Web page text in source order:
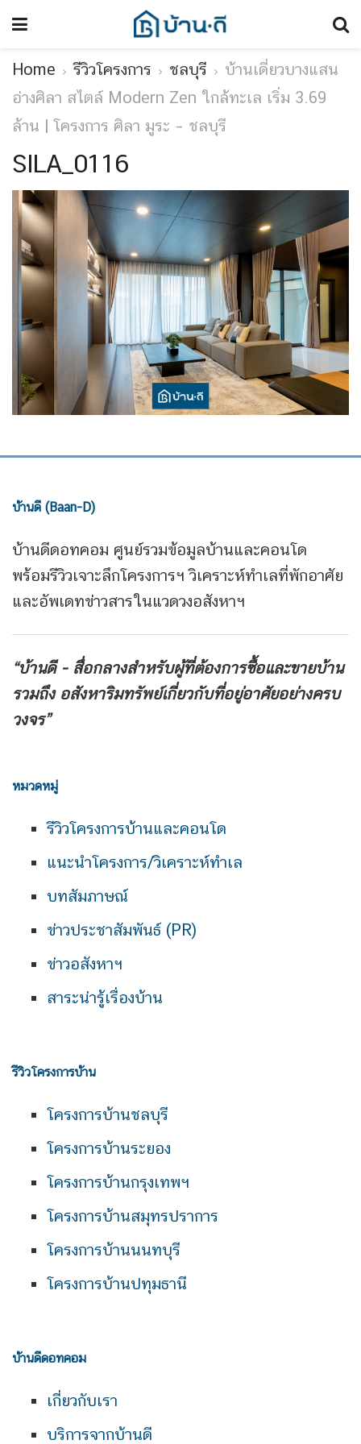
Home รีวิวโครงการ ชลบุรี
บ้านเดี่ยวบางแสน
อ่างศิลา สไตล์ Modern Zen ใกล้ทะเล เริ่ม 3.69
ล้าน | โครงการ ศิลา มูระ – ชลบุรี
SILA_0116
บ้านดี (Baan-D)
บ้านดีดอทคอม ศูนย์รวมข้อมูลบ้านและคอนโด
พร้อมรีวิวเจาะลึกโครงการฯ วิเคราะห์ทำเลที่พักอาศัย
และอัพเดทข่าวสารในแวดวงอสังหาฯ
“บ้านดี - สื่อกลางสำหรับผู้ที่ต้องการซื้อและขายบ้าน
รวมถึง อสังหาริมทรัพย์เกี่ยวกับที่อยู่อาศัยอย่างครบ
วงจร”
หมวดหมู่
รีวิวโครงการบ้านและคอนโด
แนะนำโครงการ/วิเคราะห์ทำเล
บทสัมภาษณ์
ข่าวประชาสัมพันธ์ (PR)
ข่าวอสังหาฯ
สาระน่ารู้เรื่องบ้าน
รีวิวโครงการบ้าน
โครงการบ้านชลบุรี
โครงการบ้านระยอง
โครงการบ้านกรุงเทพฯ
โครงการบ้านสมุทรปราการ
โครงการบ้านนนทบุรี
โครงการบ้านปทุมธานี
บ้านดีดอทคอม
เกี่ยวกับเรา
บริการจากบ้านดี